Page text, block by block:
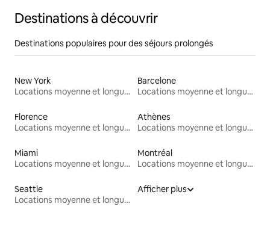
Destinations à découvrir
Destinations populaires pour des séjours prolongés
New York
Locations moyenne et longue durée
Barcelone
Locations moyenne et longue durée
Florence
Locations moyenne et longue durée
Athènes
Locations moyenne et longue durée
Miami
Locations moyenne et longue durée
Montréal
Locations moyenne et longue durée
Seattle
Locations moyenne et longue durée
Afficher plus